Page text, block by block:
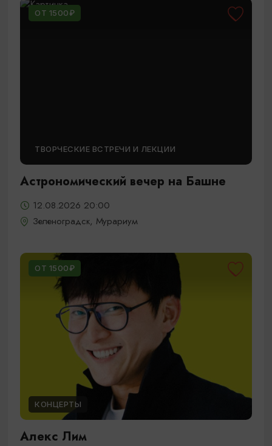
ОТ 1500₽
ТВОРЧЕСКИЕ ВСТРЕЧИ И ЛЕКЦИИ
Астрономический вечер на Башне
12.08.2026 20:00
Зеленоградск, Мурариум
ОТ 1500₽
КОНЦЕРТЫ
Алекс Лим